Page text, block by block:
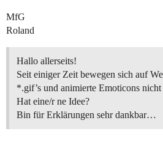
MfG
Roland
Hallo allerseits!
Seit einiger Zeit bewegen sich auf
*.gif’s und animierte Emoticons
Hat eine/r ne Idee?
Bin für Erklärungen sehr dankbar…